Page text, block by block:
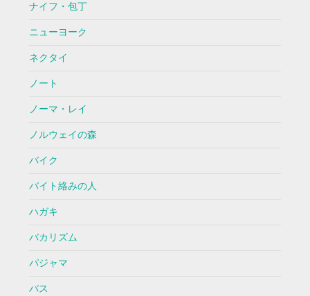
ナイフ・包丁
ニューヨーク
ネクタイ
ノート
ノーマ・レイ
ノルウェイの森
バイク
バイト絡みの人
ハガキ
バカリズム
パジャマ
バス